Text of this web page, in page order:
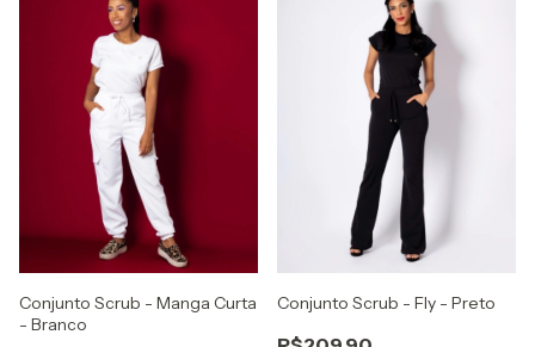
Conjunto Scrub - Manga Curta
- Branco
Conjunto Scrub - Fly - Preto